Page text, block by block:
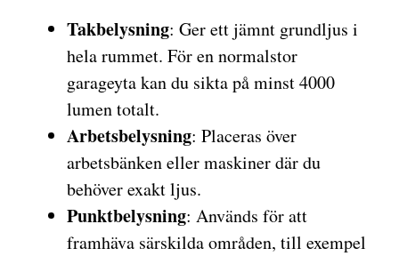
Takbelysning: Ger ett jämnt grundljus i
hela rummet. För en normalstor
garageyta kan du sikta på minst 4000
lumen totalt.
Arbetsbelysning: Placeras över
arbetsbänken eller maskiner där du
behöver exakt ljus.
Punktbelysning: Används för att
framhäva särskilda områden, till exempel